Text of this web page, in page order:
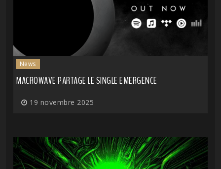
News
MACROWAVE PARTAGE LE SINGLE EMERGENCE
19 novembre 2025